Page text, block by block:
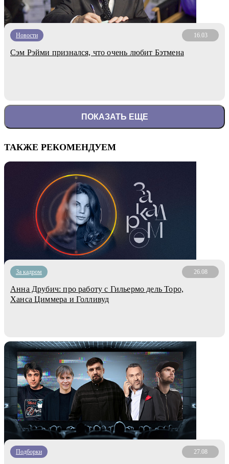
Новости 16.03
Сэм Рэйми признался, что очень любит Бэтмена
ПОКАЗАТЬ ЕЩЕ
ТАКЖЕ РЕКОМЕНДУЕМ
За кадром 26.08
Анна Друбич: про работу с Гильермо дель Торо,
Ханса Циммера и Голливуд
Подборки 27.08